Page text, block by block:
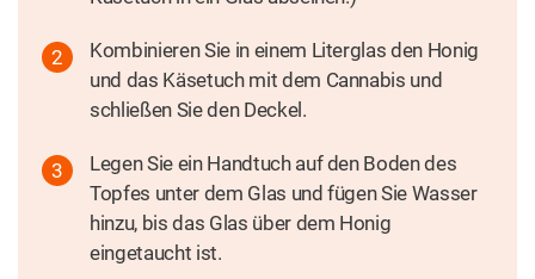
Kombinieren Sie in einem Literglas den Honig
und das Käsetuch mit dem Cannabis und
schließen Sie den Deckel.
Legen Sie ein Handtuch auf den Boden des
Topfes unter dem Glas und fügen Sie Wasser
hinzu, bis das Glas über dem Honig
eingetaucht ist.